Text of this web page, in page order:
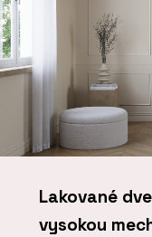
Lakované
vysokou